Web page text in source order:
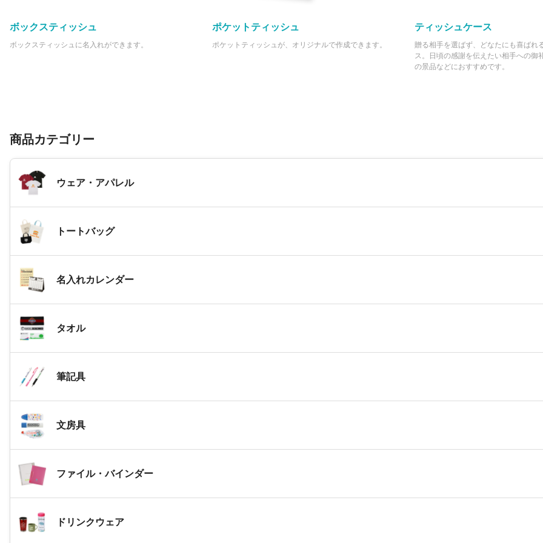
ボックスティッシュ
ボックスティッシュに名入れができます。
ポケットティッシュ
ポケットティッシュが、オリジナルで作成できます。
ティッシュケース
贈る相手を選ばず、どなたにも喜ばれ
ス。日頃の感謝を伝えたい相手への御
の景品などにおすすめです。
商品カテゴリー
ウェア・アパレル
トートバッグ
名入れカレンダー
タオル
筆記具
文房具
ファイル・バインダー
ドリンクウェア